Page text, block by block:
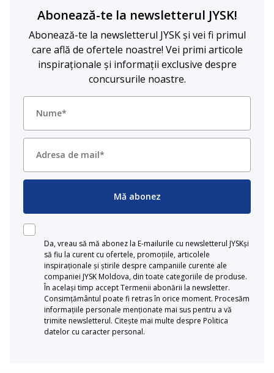
Abonează-te la newsletterul JYSK!
Abonează-te la newsletterul JYSK și vei fi primul
care află de ofertele noastre! Vei primi articole
inspiraționale și informații exclusive despre
concursurile noastre.
Mă abonez
Da, vreau să mă abonez la E-mailurile cu newsletterul JYSKși
să fiu la curent cu ofertele, promoțiile, articolele
inspiraționale și știrile despre campaniile curente ale
companiei JYSK Moldova, din toate categoriile de produse.
În același timp accept Termenii abonării la newsletter.
Consimțământul poate fi retras în orice moment. Procesăm
informațiile personale menționate mai sus pentru a vă
trimite newsletterul. Citește mai multe despre Politica
datelor cu caracter personal.